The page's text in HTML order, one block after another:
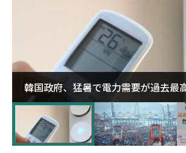
韓国政府、猛暑で電力需要が過去最
に需給対応体制を点検